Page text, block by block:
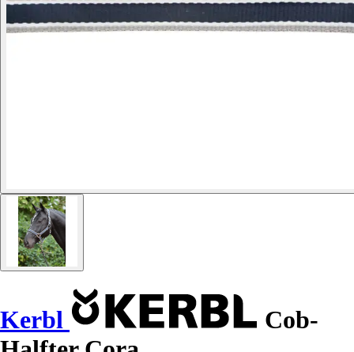
Kerbl
Cob-